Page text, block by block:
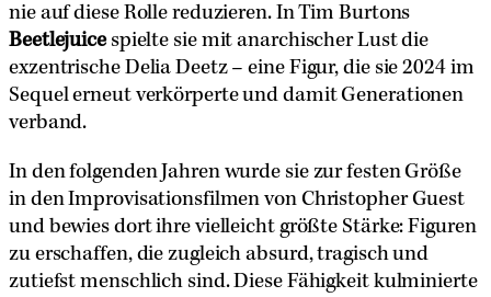
nie auf diese Rolle reduzieren. In Tim Burtons
Beetlejuicespielte sie mit anarchischer Lust die
exzentrische Delia Deetz – eine Figur, die sie 2024 im
Sequel erneut verkörperte und damit Generationen
verband.
In den folgenden Jahren wurde sie zur festen Größe
in den Improvisationsfilmen von Christopher Guest
und bewies dort ihre vielleicht größte Stärke: Figuren
zu erschaffen, die zugleich absurd, tragisch und
zutiefst menschlich sind. Diese Fähigkeit kulminierte